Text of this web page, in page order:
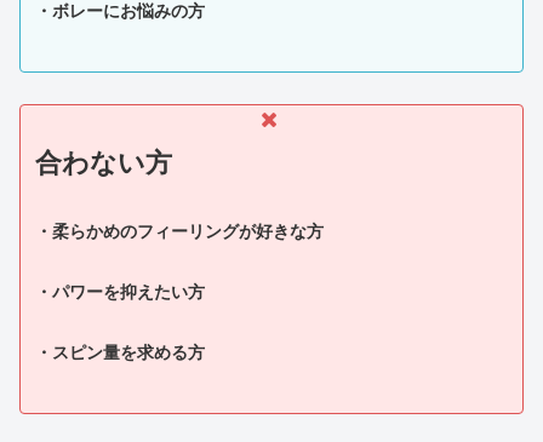
・ボレーにお悩みの方
合わない方
・柔らかめのフィーリングが好きな方
・パワーを抑えたい方
・スピン量を求める方